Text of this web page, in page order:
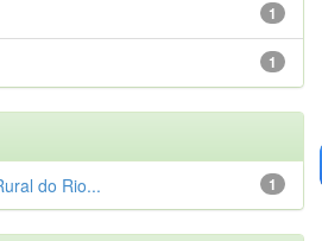
1
1
1
do Rio...